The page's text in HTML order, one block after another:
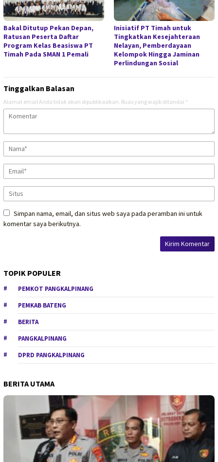
Bakal Ditutup Pekan Depan,
Ratusan Peserta Daftar
Program Kelas Beasiswa PT
Timah Pada SMAN 1 Pemali
Inisiatif PT Timah untuk
Tingkatkan Kesejahteraan
Nelayan, Pemberdayaan
Kelompok Hingga Jaminan
Perlindungan Sosial
Tinggalkan Balasan
Alamat email Anda tidak akan dipublikasikan. Ruas yang wajib ditandai *
Simpan nama, email, dan situs web saya pada peramban ini untuk
komentar saya berikutnya.
TOPIK POPULER
PEMKOT PANGKALPINANG
PEMKAB BATENG
BERITA
PANGKALPINANG
DPRD PANGKALPINANG
BERITA UTAMA